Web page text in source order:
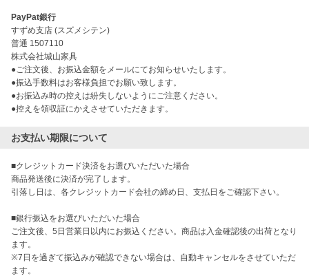
PayPat銀行
すずめ支店 (スズメシテン)
普通 1507110
株式会社城山家具
●ご注文後、お振込金額をメールにてお知らせいたします。
●振込手数料はお客様負担でお願い致します。
●お振込み時の控えは紛失しないようにご注意ください。
●控えを領収証にかえさせていただきます。
お支払い期限について
■クレジットカード決済をお選びいただいた場合
商品発送後に決済が完了します。
引落し日は、各クレジットカード会社の締め日、支払日をご確認下さい。
■銀行振込をお選びいただいた場合
ご注文後、5日営業日以内にお振込ください。商品は入金確認後の出荷となり
ます。
※7日を過ぎて振込みが確認できない場合は、自動キャンセルをさせていただ
ます。